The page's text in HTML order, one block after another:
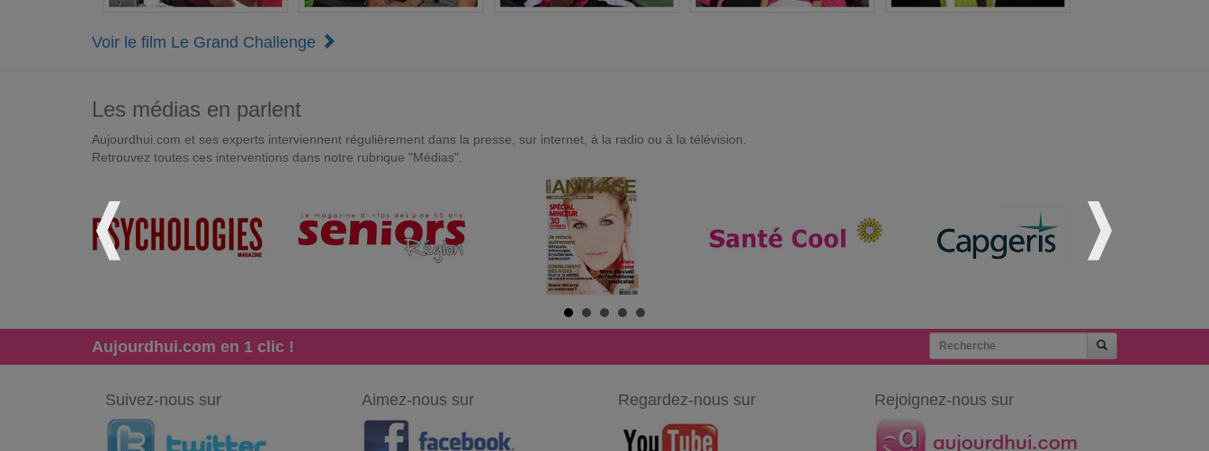
Voir le film Le Grand Challenge
Les médias en parlent
Aujourdhui.com et ses experts interviennent régulièrement dans la presse, sur internet, à la radio ou à la télévision.
Retrouvez toutes ces interventions dans notre rubrique "Médias".
Aujourdhui.com en 1 clic !
Suivez-nous sur Aimez-nous sur Regardez-nous sur Rejoignez-nous sur